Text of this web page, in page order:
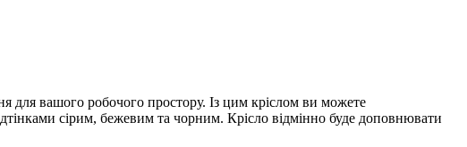
для вашого робочого простору. Із цим кріслом ви можете
сірим, бежевим та чорним. Крісло відмінно буде доповнювати